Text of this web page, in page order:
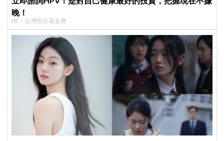
晚！
PR・台灣癌症基金會